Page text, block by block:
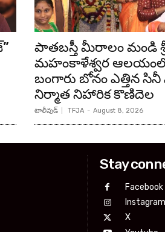
పాతబస్తీ మీరాలం మండి
మహంకాళేశ్వర
బంగారు బోనం ఎత్తిన సినీ
నిర్మాత నిహారిక కొణిదెల
టాలీవుడ్ TFJA - August 8, 2026
Stay
Facebook
Instagram
X